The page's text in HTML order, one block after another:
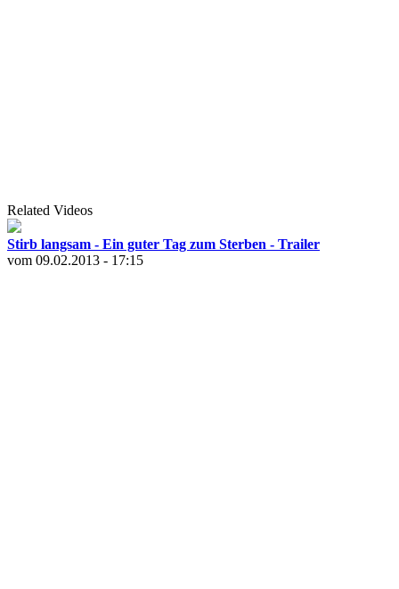
Related Videos
Stirb langsam - Ein guter Tag zum Sterben - Trailer
vom 09.02.2013 - 17:15